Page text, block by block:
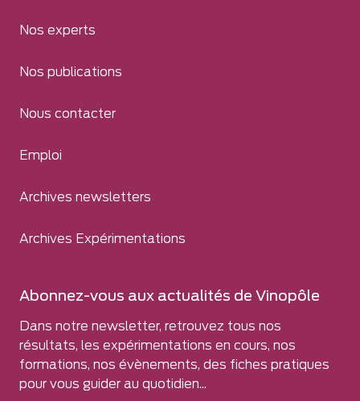
Nos experts
Nos publications
Nous contacter
Emploi
Archives newsletters
Archives Expérimentations
Abonnez-vous aux actualités de Vinopôle
Dans notre newsletter, retrouvez tous nos
résultats, les expérimentations en cours, nos
formations, nos évènements, des fiches pratiques
pour vous guider au quotidien...